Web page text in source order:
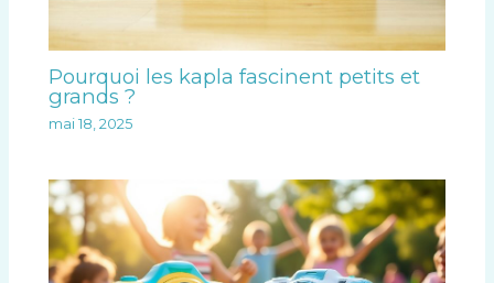
Pourquoi les kapla fascinent petits et
grands ?
mai 18, 2025